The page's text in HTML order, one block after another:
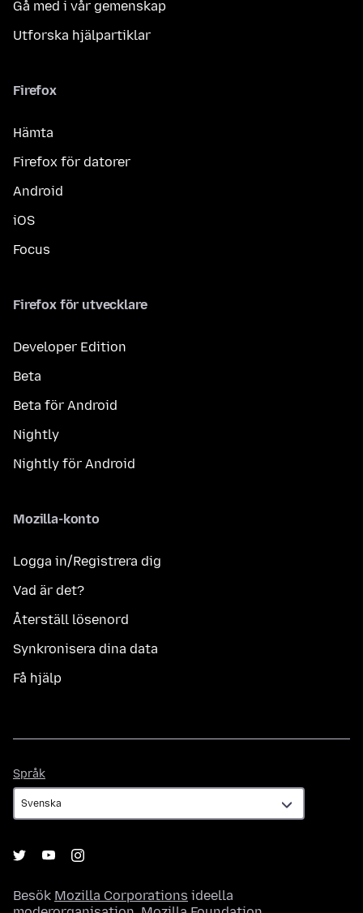
Gå med i vår gemenskap
Utforska hjälpartiklar
Firefox
Hämta
Firefox för datorer
Android
iOS
Focus
Firefox för utvecklare
Developer Edition
Beta
Beta för Android
Nightly
Nightly för Android
Mozilla-konto
Logga in/Registrera dig
Vad är det?
Återställ lösenord
Synkronisera dina data
Få hjälp
Språk
Besök Mozilla Corporations ideella